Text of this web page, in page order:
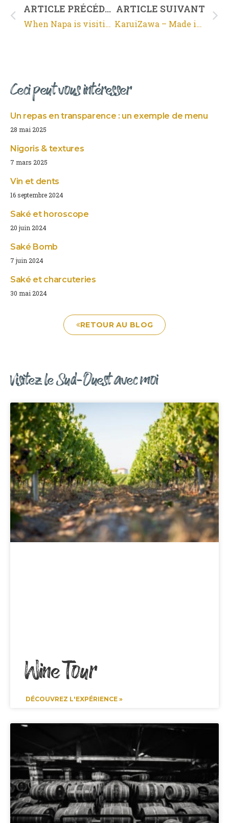
ARTICLE PRÉCÉDENT
When Napa is visiting Bordeaux – Episode 3
ARTICLE SUIVANT
KaruiZawa – Made in Japan
Ceci peut vous intéresser
Un repas en transparence : un exemple de menu
28 mai 2025
Nigoris & textures
7 mars 2025
Vin et dents
16 septembre 2024
Saké et horoscope
20 juin 2024
Saké Bomb
7 juin 2024
Saké et charcuteries
30 mai 2024
RETOUR AU BLOG
Visitez le Sud-Ouest avec moi
Wine Tour
DÉCOUVREZ L'EXPÉRIENCE »